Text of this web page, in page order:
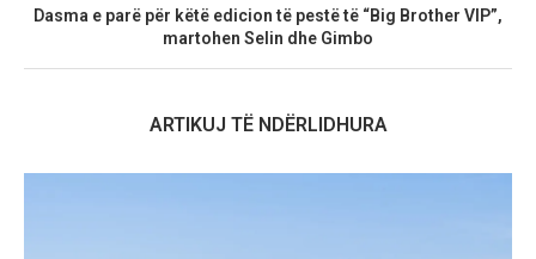
Dasma e parë për këtë edicion të pestë të “Big Brother VIP”,
martohen Selin dhe Gimbo
ARTIKUJ TË NDËRLIDHURA